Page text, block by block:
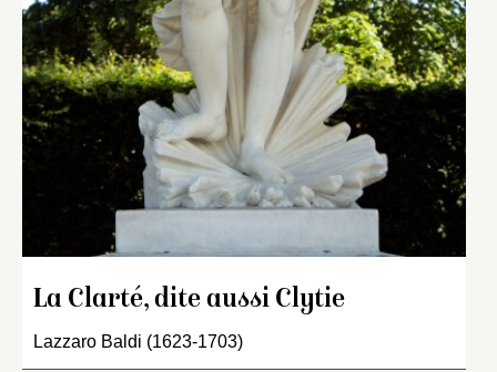
La Clarté, dite aussi Clytie
Lazzaro Baldi (1623-1703)